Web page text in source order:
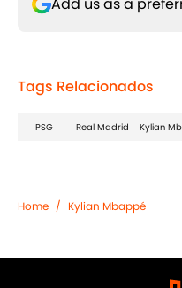
Tags Relacionados
PSG Real Madrid Kylian
Home / Kylian Mbappé